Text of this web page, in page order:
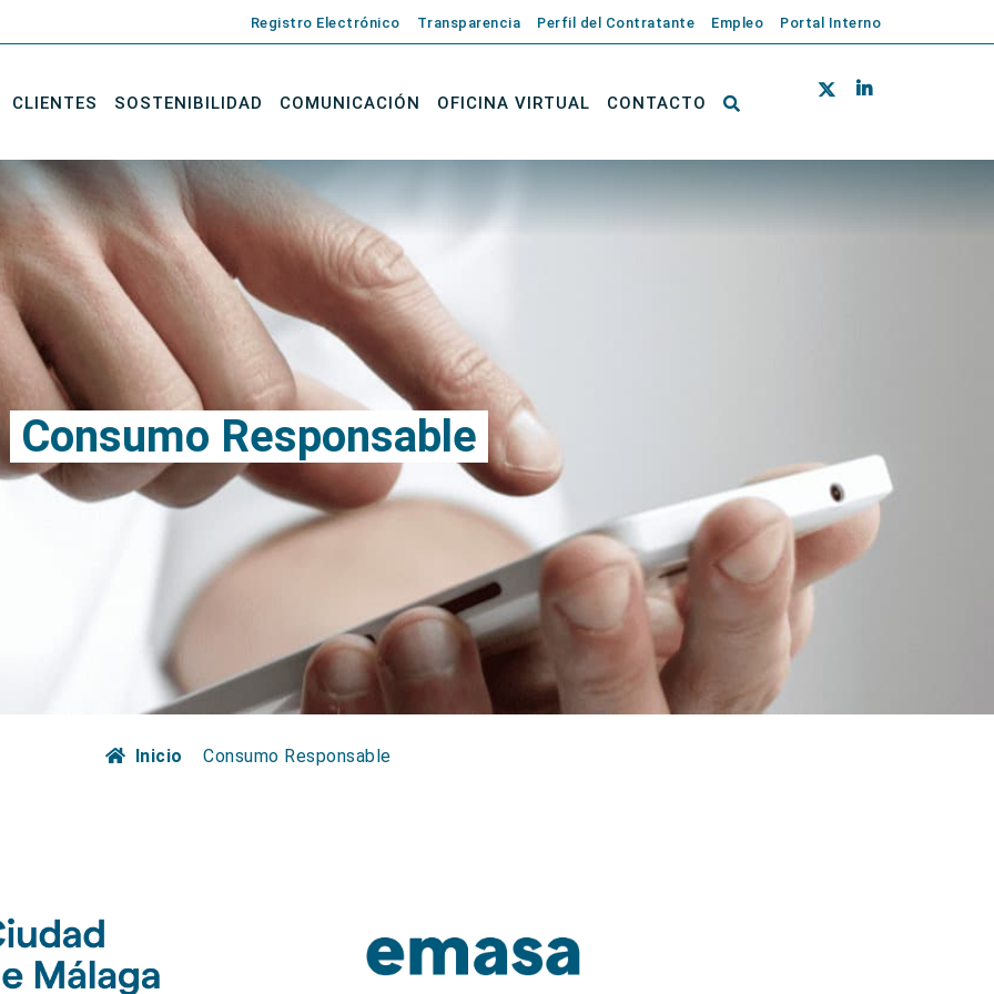
Registro Electrónico Transparencia Perfil del Contratante Empleo Portal Interno
CLIENTES SOSTENIBILIDAD COMUNICACIÓN OFICINA VIRTUAL CONTACTO
Consumo Responsable
Inicio Consumo Responsable